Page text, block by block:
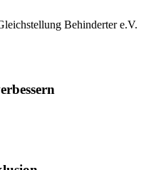
Behinderter e.V.